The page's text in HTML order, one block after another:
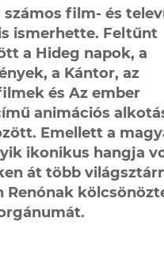
számos film- és
ismerhette. Feltűnt
a Hideg napok, a
a Kántor, az
és Az ember
animációs
Emellett a
ikonikus hangja
át több
Renónak